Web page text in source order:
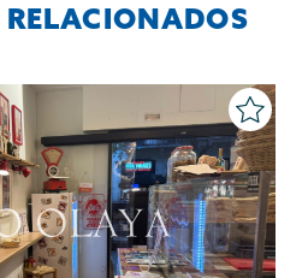
RELACIONADOS